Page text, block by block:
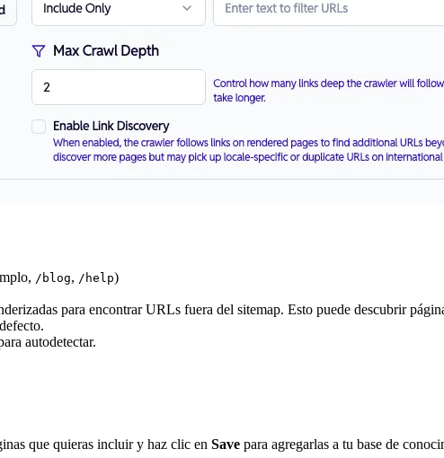
/blog, /help)
para encontrar URLs fuera del sitemap. Esto puede descubrir
autodetectar.
que quieras incluir y haz clic en Save para agregarlas a tu base de